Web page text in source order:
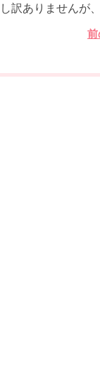
訳ありませんが
前